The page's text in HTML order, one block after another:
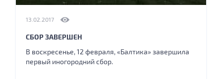
13.02.2017
СБОР ЗАВЕРШЕН
В воскресенье, 12 февраля, «Балтика» завершила
первый иногородний сбор.